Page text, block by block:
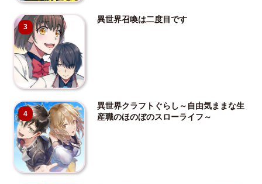
3
異世界召喚は二度目です
4
異世界クラフトぐらし～自由気ままな生
産職のほのぼのスローライフ～